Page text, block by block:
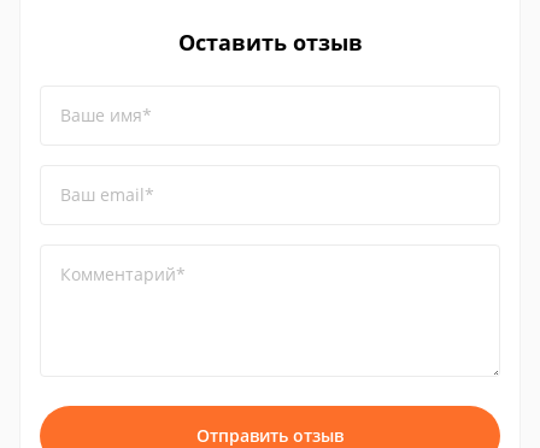
Оставить отзыв
Ваше имя*
Ваш email*
Комментарий*
Отправить отзыв